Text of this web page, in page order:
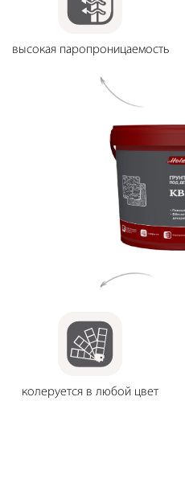
высокая паропроницаемость
колеруется в любой цвет